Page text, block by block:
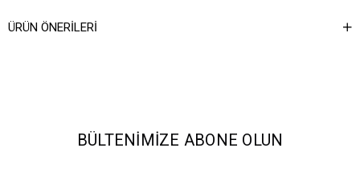
Asorti Bilgisi
ÜRÜN ÖNERILERI
BÜLTENIMIZE ABONE OLUN